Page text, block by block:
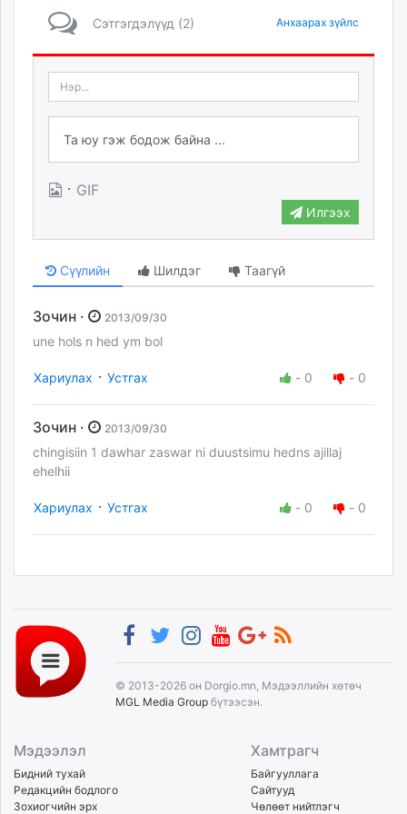
Сэтгэгдэлүүд (2) Анхаарах зүйлс
· GIF
Илгээх
Сүүлийн Шилдэг Таагүй
Зочин · 2013/09/30
une hols n hed ym bol
Хариулах · Устгах - 0 - 0
Зочин · 2013/09/30
chingisiin 1 dawhar zaswar ni duustsimu hedns ajillaj
ehelhii
Хариулах · Устгах - 0 - 0
© 2013-2026 он Dorgio.mn, Мэдээллийн хөтөч
MGL Media Group бүтээсэн.
Мэдээлэл
Бидний тухай
Редакцийн бодлого
Зохиогчийн эрх
Хамтрагч
Байгууллага
Сайтууд
Чөлөөт нийтлэгч